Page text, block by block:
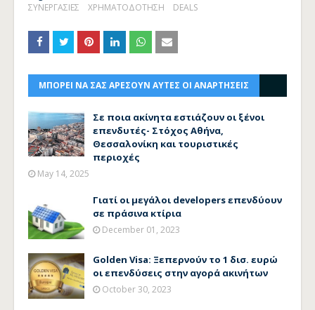
ΣΥΝΕΡΓΑΣΙΕΣ
ΧΡΗΜΑΤΟΔΟΤΗΣΗ DEALS
ΜΠΟΡΕΙ ΝΑ ΣΑΣ ΑΡΕΣΟΥΝ ΑΥΤΕΣ ΟΙ ΑΝΑΡΤΗΣΕΙΣ
Σε ποια ακίνητα εστιάζουν οι ξένοι
επενδυτές- Στόχος Αθήνα,
Θεσσαλονίκη και τουριστικές
περιοχές
May 14, 2025
Γιατί οι μεγάλοι developers επενδύουν
σε πράσινα κτίρια
December 01, 2023
Golden Visa: Ξεπερνούν το 1 δισ. ευρώ
οι επενδύσεις στην αγορά ακινήτων
October 30, 2023